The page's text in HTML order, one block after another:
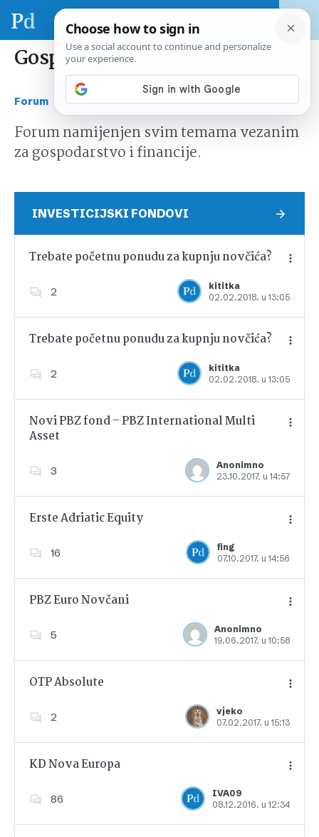
Gospodarstvo i financije
Forum Gospodarstvo i financije
Forum namijenjen svim temama vezanim
za gospodarstvo i financije.
INVESTICIJSKI FONDOVI
Trebate početnu ponudu za kupnju novčića?
2
kititka
02.02.2018. u 13:05
Dodajte u favorite
Trebate početnu ponudu za kupnju novčića?
2
kititka
02.02.2018. u 13:05
Dodajte u favorite
Novi PBZ fond – PBZ International Multi
Asset
3
Anonimno
23.10.2017. u 14:57
Dodajte u favorite
Erste Adriatic Equity
16
fing
07.10.2017. u 14:56
Dodajte u favorite
PBZ Euro Novčani
5
Anonimno
19.06.2017. u 10:58
Dodajte u favorite
OTP Absolute
2
vjeko
07.02.2017. u 15:13
Dodajte u favorite
KD Nova Europa
86
IVA09
08.12.2016. u 12:34
Dodajte u favorite